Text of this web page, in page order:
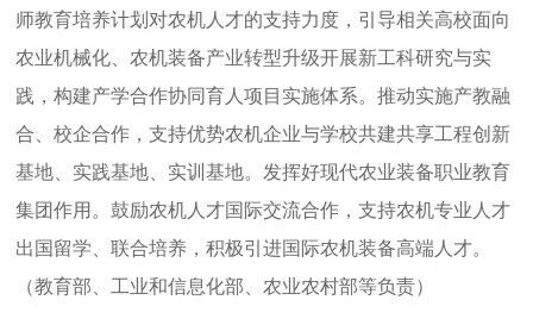
师教育培养计划对农机人才的支持力度，引导相关高校面向
农业机械化、农机装备产业转型升级开展新工科研究与实
践，构建产学合作协同育人项目实施体系。推动实施产教融
合、校企合作，支持优势农机企业与学校共建共享工程创新
基地、实践基地、实训基地。发挥好现代农业装备职业教育
集团作用。鼓励农机人才国际交流合作，支持农机专业人才
出国留学、联合培养，积极引进国际农机装备高端人才。
（教育部、工业和信息化部、农业农村部等负责）